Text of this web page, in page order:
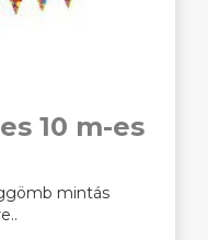
10 m-es
mintás